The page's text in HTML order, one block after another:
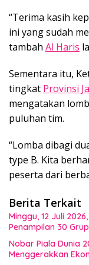
“Terima kasih
ini yang sudah
tambah Al Haris
Sementara itu,
tingkat Provinsi
mengatakan
puluhan tim.
“Lomba dibagi
type B. Kita
peserta dari
Berita Terkait
Minggu, 12 Juli
Penampilan 30
Nobar Piala Dunia
Menggerakkan